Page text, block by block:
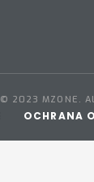
© 2023 MZONE.
OCHRANA